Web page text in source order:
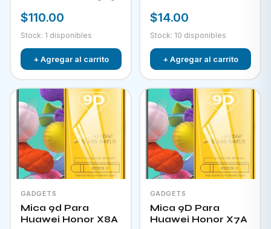
$110.00
Stock: 1 disponibles
+ Agregar al carrito
$14.00
Stock: 10 disponibles
+ Agregar al carrito
GADGETS
Mica 9d Para
Huawei Honor X8A
GADGETS
Mica 9D Para
Huawei Honor X7A